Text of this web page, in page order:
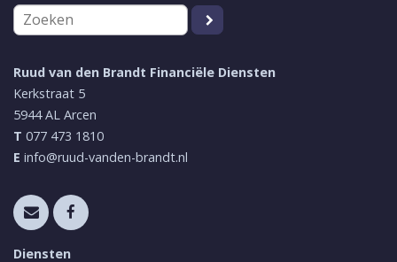
Ruud van den Brandt Financiële Diensten
Kerkstraat 5
5944 AL Arcen
T 077 473 1810
E info@ruud-vanden-brandt.nl
Diensten